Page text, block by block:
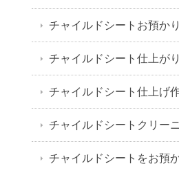
チャイルドシートお預か
チャイルドシート仕上が
チャイルドシート仕上げ
チャイルドシートクリー
チャイルドシートをお預